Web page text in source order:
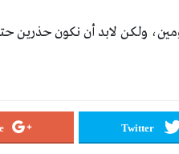
ولكن لابد أن نكون حذرين
Twitter